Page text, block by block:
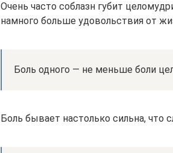
Очень часто соблазн губит
намного больше удовольствия от
Боль одного — не меньше боли
Боль бывает настолько сильна, что